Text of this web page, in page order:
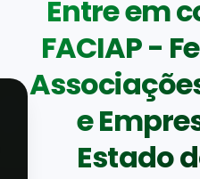
Entre em
FACIAP -
e
Estado